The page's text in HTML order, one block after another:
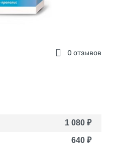
0 отзывов
1 080 ₽
640 ₽